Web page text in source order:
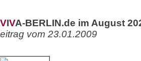
VIVA-BERLIN.de im August
vom 23.01.2009